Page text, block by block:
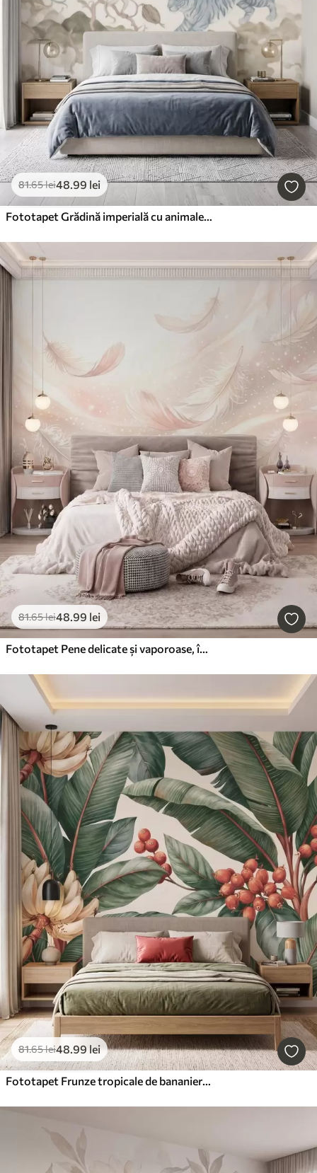
81.65lei48.99 lei
Fototapet Grădină imperială cu animale în stil oriental — maimuță, leopard, tigru, păun și stârc
81.65lei48.99 lei
Fototapet Pene delicate și vaporoase, într-o nuanță de roz-piersică cu reflexii strălucitoare
81.65lei48.99 lei
Fototapet Frunze tropicale de bananier cu ciorchini de boabe roșii de cafea, în stil acuarelă